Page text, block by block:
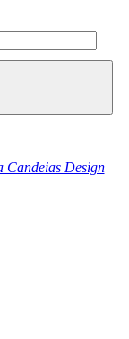
Candeias Design